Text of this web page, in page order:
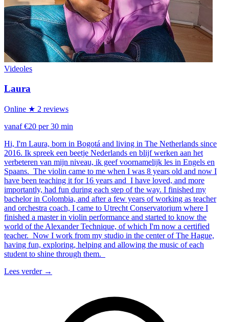
Videoles
Laura
Online ★ 2 reviews
vanaf €20 per 30 min
Hi, I'm Laura, born in Bogotá and living in The Netherlands since
2016. Ik spreek een beetje Nederlands en blijf werken aan het
verbeteren van mijn niveau, ik geef voornamelijk les in Engels en
Spaans. The violin came to me when I was 8 years old and now I
have been teaching it for 16 years and I have loved, and more
importantly, had fun during each step of the way. I finished my
bachelor in Colombia, and after a few years of working as teacher
and orchestra coach, I came to Utrecht Conservatorium where I
finished a master in violin performance and started to know the
world of the Alexander Technique, of which I'm now a certified
teacher. Now I work from my studio in the center of The Hague,
having fun, exploring, helping and allowing the music of each
student to shine through them.
Lees verder →